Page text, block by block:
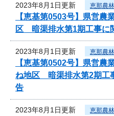
2023年8月1日更新 恵那農
【恵基第0503号】県営
区 暗渠排水第1期工事に
2023年8月1日更新 恵那農
【恵基第0502号】県営
ね地区 暗渠排水第2期工
告
2023年8月1日更新 恵那農